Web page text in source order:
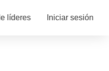
líderes Iniciar sesión